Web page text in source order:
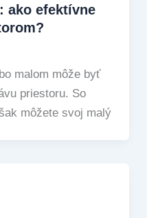
ako efektívne
malom môže byť
priestoru. So
môžete svoj malý